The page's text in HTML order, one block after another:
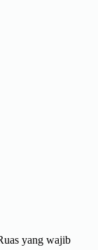
yang wajib